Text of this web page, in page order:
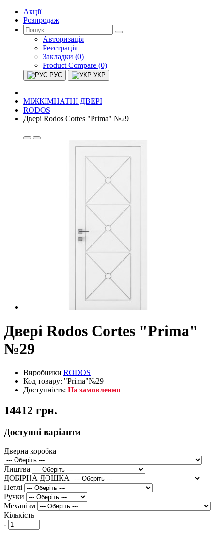
Акції
Розпродаж
Авторизація
Реєстрація
Закладки (0)
Product Compare (0)
РУС УКР
МІЖКІМНАТНІ ДВЕРІ
RODOS
Двері Rodos Cortes "Prima" №29
Двері Rodos Cortes "Prima"
№29
Виробники RODOS
Код товару: "Prima"№29
Доступність: На замовлення
14412 грн.
Доступні варіанти
Дверна коробка
Лиштва
ДОБІРНА ДОШКА
Петлі
Ручки
Механізм
Кількість
-
+